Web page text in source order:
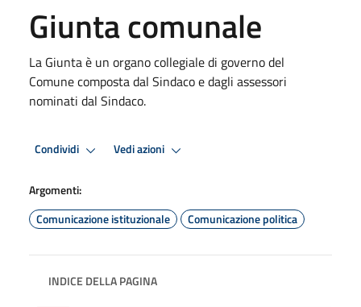
Giunta comunale
La Giunta è un organo collegiale di governo del
Comune composta dal Sindaco e dagli assessori
nominati dal Sindaco.
Condividi Vedi azioni
Argomenti:
Comunicazione istituzionale
Comunicazione politica
INDICE DELLA PAGINA